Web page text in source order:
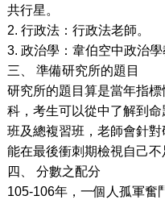
共行星。
2. 行政法：行政法老師。
3. 政治學：韋伯空中政治學
三、
準備研究所的題目
研究所的題目算是當年指
科，考生可以從中了解到
班及總複習班，老師會針
能在最後衝刺期檢視自己不
四、
分數之配分
105-106年，一個人孤軍奮